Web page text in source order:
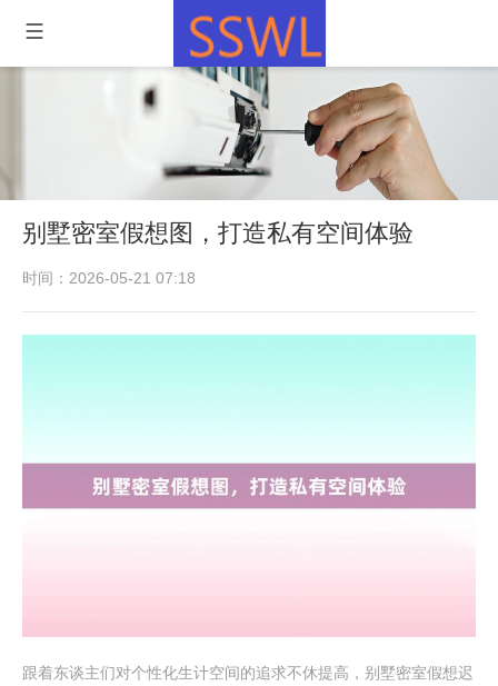
别墅密室假想图，打造私有空间体验
时间：2026-05-21 07:18
跟着东谈主们对个性化生计空间的追求不休提高，别墅密室假想迟